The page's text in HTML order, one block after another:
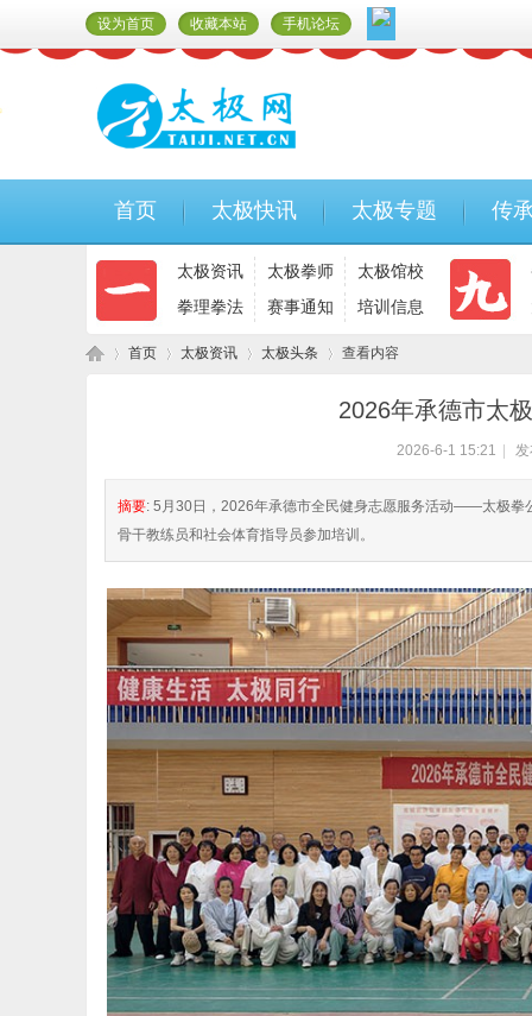
设为首页 收藏本站 手机论坛
首页 太极快讯 太极专题 传
太极资讯 太极拳师
太极馆校
拳理拳法
赛事通知 培训信息
首页 太极资讯 太极头条 查看内容
2026年承德市太
2026-6-1 15:21
摘要: 5月30日，2026年承德市全民健身志愿服务活动——太极拳
骨干教练员和社会体育指导员参加培训。